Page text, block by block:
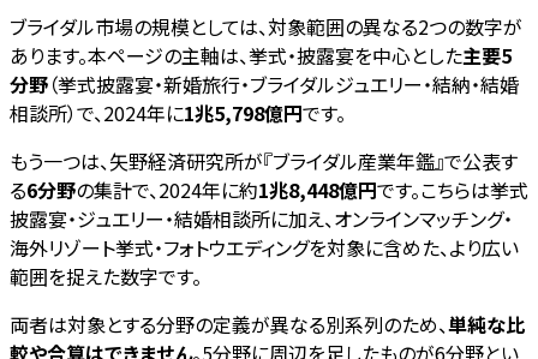
ブライダル市場の規模としては、対象範囲の異なる2つの数字が
あります。本ページの主軸は、挙式・披露宴を中心とした主要5
分野（挙式披露宴・新婚旅行・ブライダルジュエリー・結納・結婚
相談所）で、2024年に1兆5,798億円です。
もう一つは、矢野経済研究所が『ブライダル産業年鑑』で公表す
る6分野の集計で、2024年に約1兆8,448億円です。こちらは挙式
披露宴・ジュエリー・結婚相談所に加え、オンラインマッチング・
海外リゾート挙式・フォトウエディングを対象に含めた、より広い
範囲を捉えた数字です。
両者は対象とする分野の定義が異なる別系列のため、単純な比
較や合算はできません。5分野に周辺を足したものが6分野とい